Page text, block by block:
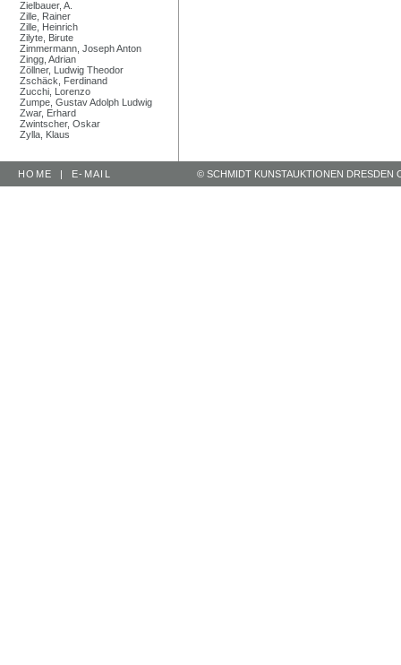
Zielbauer, A.
Zille, Rainer
Zille, Heinrich
Zilyte, Birute
Zimmermann, Joseph Anton
Zingg, Adrian
Zöllner, Ludwig Theodor
Zschäck, Ferdinand
Zucchi, Lorenzo
Zumpe, Gustav Adolph Ludwig
Zwar, Erhard
Zwintscher, Oskar
Zylla, Klaus
HOME | E-MAIL © SCHMIDT KUNSTAUKTIONEN DRESDEN